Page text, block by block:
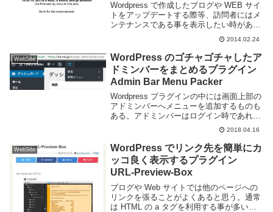
Wordpress で作成したブログや WEB サイ
トをアップデートする際等、訪問者にはメ
ンテナンスである事を表示したい時がある
のだけど、そのためのプラグインが
Maintenance Mode というやつ。名前のま
んまですね。このプラグイ...
2014.02.24
WebSite
WordPress のゴチャゴチャしたア
ドミンバーをまとめるプラグイン
Admin Bar Menu Packer
Wordpress プラグインの中には画面上部の
アドミンバーへメニューを追加するものも
ある。アドミンバーはログイン時であれば
いつでも表示されておりどこからでもアク
セスできる為、便利だ。しかし、そういっ
たプラグインを沢山導入しているとアドミ
2018.04.16
WebSite
WordPress でリンク先を簡単にカ
ッコ良く表示するプラグイン
URL-Preview-Box
ブログや Web サイトでは他のページへの
リンクを張ることがよくあると思う。通常
は HTML の a タグを利用する事が多いと